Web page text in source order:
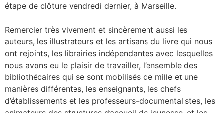
étape de clôture vendredi dernier, à Marseille.
Remercier très vivement et sincèrement aussi les
auteurs, les illustrateurs et les artisans du livre qui nous
ont rejoints, les librairies indépendantes avec lesquelles
nous avons eu le plaisir de travailler, l’ensemble des
bibliothécaires qui se sont mobilisés de mille et une
manières différentes, les enseignants, les chefs
d’établissements et les professeurs-documentalistes, les